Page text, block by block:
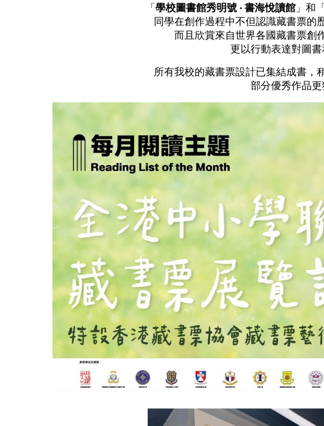
「 學校圖書館秀明號 ‧ 書海悅讀館」和「
同學在創作過程中不但認識藏書票的
而且欣賞來自世界各國藏書票創
更以行動表達對圖書
所有我校的藏書票設計已集結成書，
部分優秀作品更